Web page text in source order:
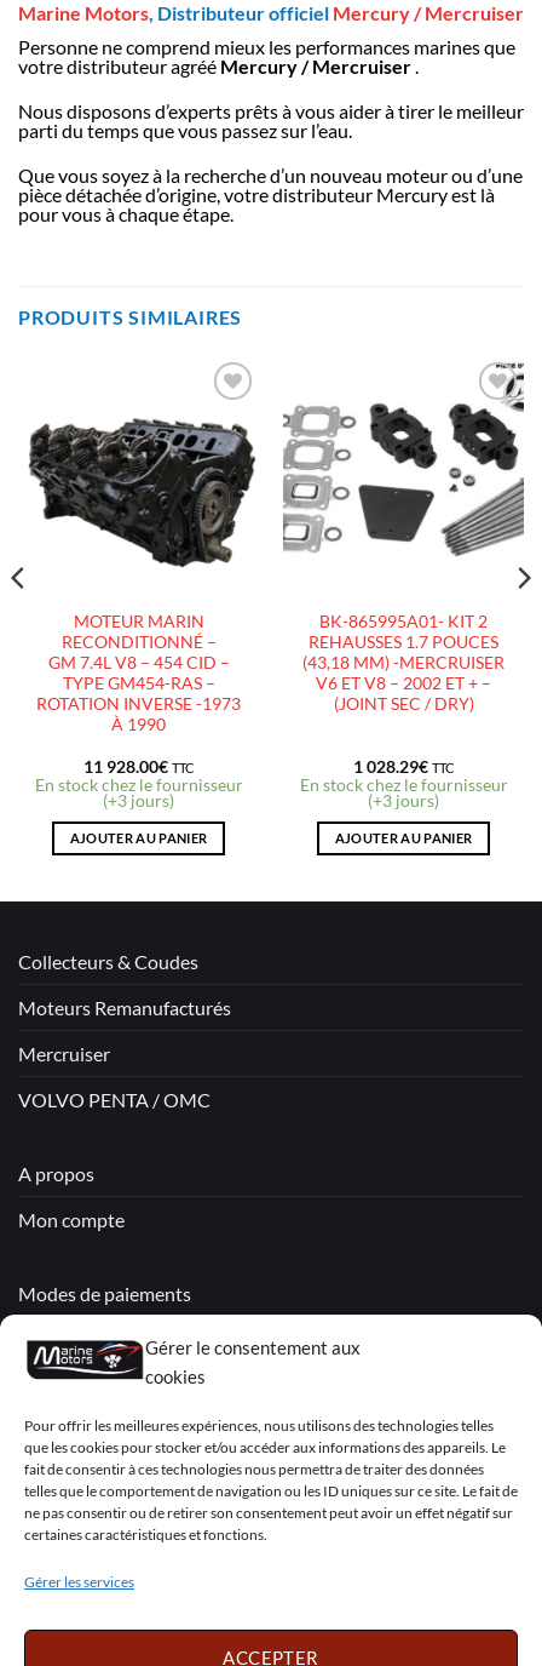
Gérer le consentement aux
cookies
Pour offrir les meilleures expériences, nous utilisons des technologies telles
que les cookies pour stocker et/ou accéder aux informations des appareils. Le
fait de consentir à ces technologies nous permettra de traiter des données
telles que le comportement de navigation ou les ID uniques sur ce site. Le fait de
ne pas consentir ou de retirer son consentement peut avoir un effet négatif sur
certaines caractéristiques et fonctions.
Gérer les services
ACCEPTER
Marine Motors, Distributeur officiel Mercury / Mercruiser
Personne ne comprend mieux les performances marines que
votre distributeur agréé Mercury / Mercruiser.
Nous disposons d’experts prêts à vous aider à tirer le meilleur
parti du temps que vous passez sur l’eau.
Que vous soyez à la recherche d’un nouveau moteur ou d’une
pièce détachée d’origine, votre distributeur Mercury est là
pour vous à chaque étape.
PRODUITS SIMILAIRES
AJOUTER
À LA
LISTE
D’ENVIES
MOTEUR MARIN
RECONDITIONNÉ –
GM 7.4L V8 – 454 CID –
TYPE GM454-RAS –
ROTATION INVERSE -1973
À 1990
11 928.00€ TTC
En stock chez le fournisseur
(+3 jours)
AJOUTER AU PANIER
AJOUTER
À LA
LISTE
D’ENVIES
BK-865995A01- KIT 2
REHAUSSES 1.7 POUCES
(43,18 MM) -MERCRUISER
V6 ET V8 – 2002 ET + –
(JOINT SEC / DRY)
1 028.29€ TTC
En stock chez le fournisseur
(+3 jours)
AJOUTER AU PANIER
Collecteurs & Coudes
Moteurs Remanufacturés
Mercruiser
VOLVO PENTA / OMC
A propos
Mon compte
Modes de paiements
Livraisons & Retours
Politique de confidentialité
Mentions légales
Conditions générales de vente – Garantie
Déclaration de confidentialité (UE)